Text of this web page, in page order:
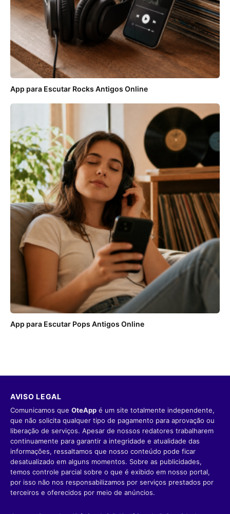
App para Escutar Rocks Antigos Online
App para Escutar Pops Antigos Online
AVISO LEGAL
Comunicamos que OteApp é um site totalmente independente,
que não solicita qualquer tipo de pagamento para aprovação ou
liberação de serviços. Apesar de nossos redatores trabalharem
continuamente para garantir a integridade e atualidade das
informações, ressaltamos que nosso conteúdo pode ficar
desatualizado em alguns momentos. Sobre as publicidades,
temos controle parcial sobre o que é exibido em nosso portal,
por isso não nos responsabilizamos por serviços prestados por
terceiros e oferecidos por meio de anúncios.